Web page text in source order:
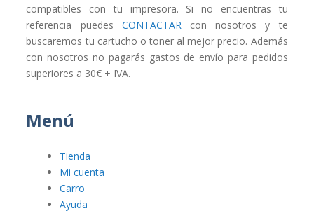
compatibles con tu impresora. Si no encuentras tu
referencia puedes CONTACTAR con nosotros y te
buscaremos tu cartucho o toner al mejor precio. Además
con nosotros no pagarás gastos de envío para pedidos
superiores a 30€ + IVA.
Menú
Tienda
Mi cuenta
Carro
Ayuda